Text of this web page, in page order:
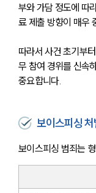
부와 가담 정도에 따
료 제출 방향이 매우
따라서 사건 초기부
무 참여 경위를 신속
중요합니다.
보이스피싱 처
보이스피싱 범죄는